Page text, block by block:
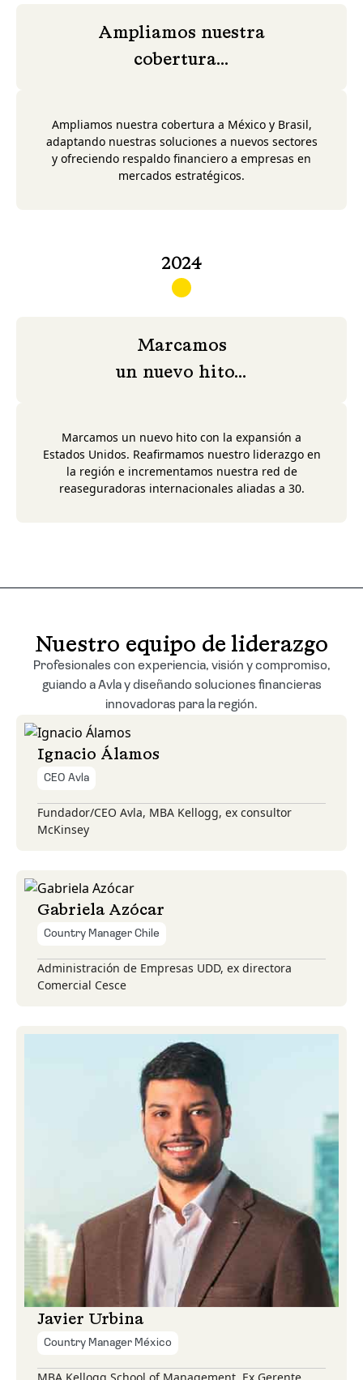
Ampliamos nuestra
cobertura...
Ampliamos nuestra cobertura a México y Brasil,
adaptando nuestras soluciones a nuevos sectores
y ofreciendo respaldo financiero a empresas en
mercados estratégicos.
2024
Marcamos
un nuevo hito...
Marcamos un nuevo hito con la expansión a
Estados Unidos. Reafirmamos nuestro liderazgo en
la región e incrementamos nuestra red de
reaseguradoras internacionales aliadas a 30.
Nuestro equipo de liderazgo
Profesionales con experiencia, visión y compromiso,
guiando a Avla y diseñando soluciones financieras
innovadoras para la región.
Ignacio Álamos
CEO Avla
Fundador/CEO Avla, MBA Kellogg, ex consultor
McKinsey
Gabriela Azócar
Country Manager Chile
Administración de Empresas UDD, ex directora
Comercial Cesce
Javier Urbina
Country Manager México